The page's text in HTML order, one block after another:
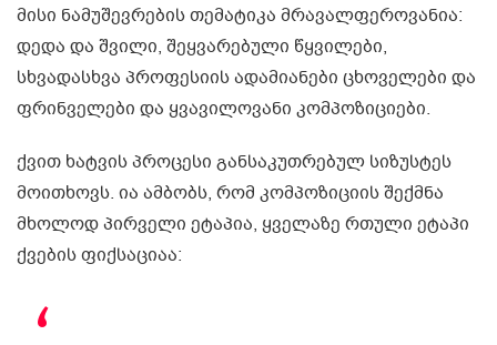
მისი ნამუშევრების თემატიკა მრავალფეროვანია:
დედა და შვილი, შეყვარებული წყვილები,
სხვადასხვა პროფესიის ადამიანები ცხოველები და
ფრინველები და ყვავილოვანი კომპოზიციები.
ქვით ხატვის პროცესი განსაკუთრებულ სიზუსტეს
მოითხოვს. ია ამბობს, რომ კომპოზიციის შექმნა
მხოლოდ პირველი ეტაპია, ყველაზე რთული ეტაპი
ქვების ფიქსაციაა: